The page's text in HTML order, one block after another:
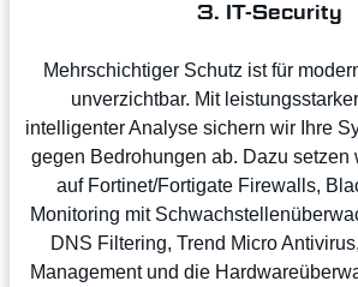
3. IT-Security
Mehrschichtiger Schutz ist für
unverzichtbar. Mit
intelligenter Analyse sichern wir Ihre
gegen Bedrohungen ab. Dazu setzen
auf Fortinet/Fortigate Firewalls,
Monitoring mit
DNS Filtering, Trend Micro
Management und die